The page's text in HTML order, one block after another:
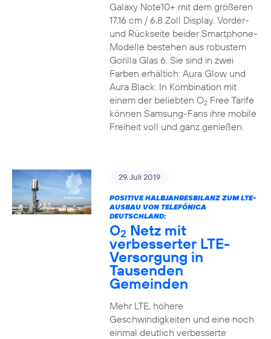
Galaxy Note10+ mit dem größeren
17,16 cm / 6,8 Zoll Display. Vorder-
und Rückseite beider Smartphone-
Modelle bestehen aus robustem
Gorilla Glas 6. Sie sind in zwei
Farben erhältich: Aura Glow und
Aura Black. In Kombination mit
einem der beliebten O2Free Tarife
können Samsung-Fans ihre mobile
Freiheit voll und ganz genießen.
29. Juli 2019
POSITIVE HALBJAHRESBILANZ ZUM LTE-
AUSBAU VON TELEFÓNICA
DEUTSCHLAND:
O2 Netz mit
verbesserter LTE-
Versorgung in
Tausenden
Gemeinden
Mehr LTE, höhere
Geschwindigkeiten und eine noch
einmal deutlich verbesserte